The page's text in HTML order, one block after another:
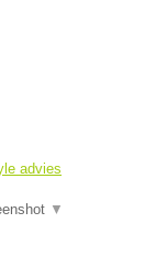
advies
▼